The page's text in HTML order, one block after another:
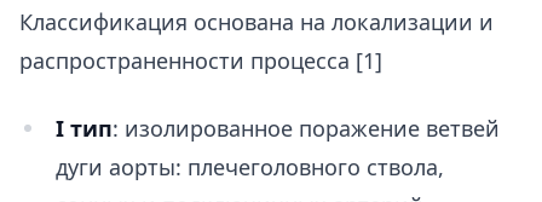
Классификация основана на локализации и
распространенности процесса [1]
I тип: изолированное поражение ветвей
дуги аорты: плечеголовного ствола,